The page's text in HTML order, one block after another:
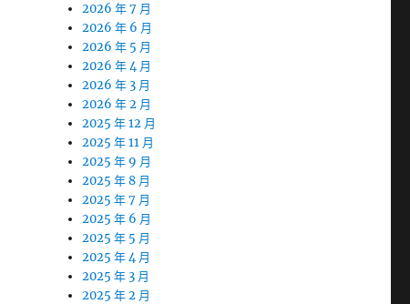
2026 年 7 月
2026 年 6 月
2026 年 5 月
2026 年 4 月
2026 年 3 月
2026 年 2 月
2025 年 12 月
2025 年 11 月
2025 年 9 月
2025 年 8 月
2025 年 7 月
2025 年 6 月
2025 年 5 月
2025 年 4 月
2025 年 3 月
2025 年 2 月